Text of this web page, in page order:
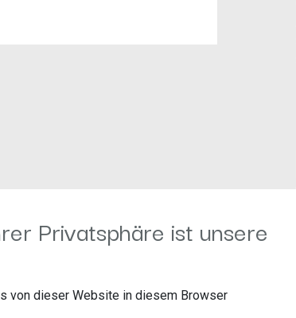
Privatsphäre ist unsere
von dieser Website in diesem Browser